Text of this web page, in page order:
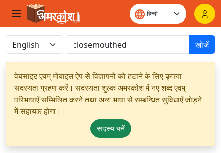
खोजें
वेबसाइट एवम् मोबाइल ऐप से विज्ञापनों को हटाने के लिए कृपया
सदस्यता ग्रहण करें। सदस्यता शुल्क अमरकोश में नए शब्द एवम्
परिभाषाएँ सम्मिलित करने तथा अन्य भाषा से सम्बन्धित सुविधाएँ जोड़ने
में सहायक होगा।
सदस्य बनें